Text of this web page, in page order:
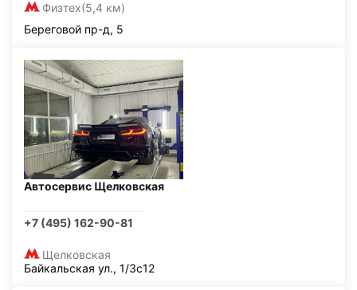
Физтех(5,4 км)
Береговой пр-д, 5
Автосервис Щелковская
+7 (495) 162-90-81
Щелковская
Байкальская ул., 1/3с12